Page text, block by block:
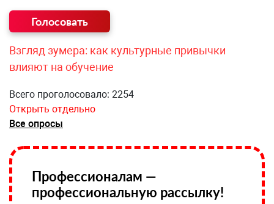
Взгляд зумера: как культурные привычки
влияют на обучение
Всего проголосовало: 2254
Открыть отдельно
Все опросы
Профессионалам —
профессиональную рассылку!